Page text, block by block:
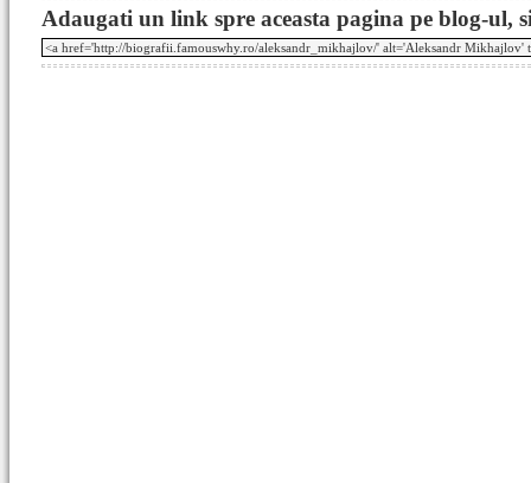
Adaugati un link spre aceasta pagina pe blog-ul,